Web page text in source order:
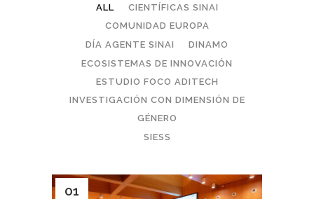
ALL
CIENTÍFICAS SINAI
COMUNIDAD EUROPA
DÍA AGENTE SINAI
DINAMO
ECOSISTEMAS DE INNOVACIÓN
ESTUDIO FOCO ADITECH
INVESTIGACIÓN CON DIMENSIÓN DE
GÉNERO
SIESS
01